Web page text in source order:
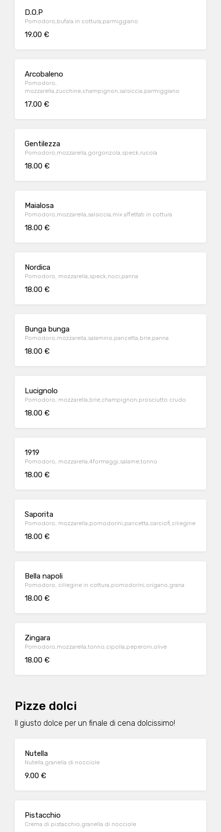
D.O.P
Pomodoro,bufala in cottura,parmiggiano
19.00 €
Arcobaleno
Pomodoro,
mozzarella,zucchine,champignon,salsiccia,parmiggiano
17.00 €
Gentilezza
Pomodoro,mozzarella,gorgonzola,speck,rucola
18.00 €
Maialosa
Pomodoro,mozzarella,salsiccia,mix affettati in cottura
18.00 €
Nordica
Pomodoro, mozzarella,speck,noci,panna
18.00 €
Bunga bunga
Pomodoro,mozzarella,salamino,pancetta,brie,panna
18.00 €
Lucignolo
Pomodoro, mozzarella,brie,champignon,prosciutto crudo
18.00 €
1919
Pomodoro, mozzarella,4formaggi,salame,tonno
18.00 €
Saporita
Pomodoro, mozzarella,pomodorini,pancetta,carciofi,ciliegine
18.00 €
Bella napoli
Pomodoro, ciliegine in cottura,pomodorini,origano,grana
18.00 €
Zingara
Pomodoro,mozzarella,tonno,cipolla,peperoni,olive
18.00 €
Pizze dolci
Il giusto dolce per un finale di cena dolcissimo!
Nutella
Nutella,granella di nocciole
9.00 €
Pistacchio
Crema di pistacchio,granella di nocciole